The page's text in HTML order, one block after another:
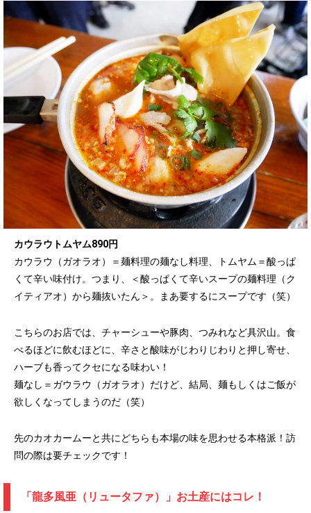
カウラウトムヤム890円
カウラウ（ガオラオ）＝麺料理の麺なし料理、トムヤム＝酸っぱ
くて辛い味付け。つまり、＜酸っぱくて辛いスープの麺料理（ク
イティアオ）から麺抜いたん＞。まあ要するにスープです（笑）
こちらのお店では、チャーシューや豚肉、つみれなど具沢山。食
べるほどに飲むほどに、辛さと酸味がじわりじわりと押し寄せ、
ハーブも香ってクセになる味わい！
麺なし＝ガウラウ（ガオラオ）だけど、結局、麺もしくはご飯が
欲しくなってしまうのだ（笑）
先のカオカームーと共にどちらも本場の味を思わせる本格派！訪
問の際は要チェックです！
「龍多風亜（リュータファ）」お土産にはコレ！